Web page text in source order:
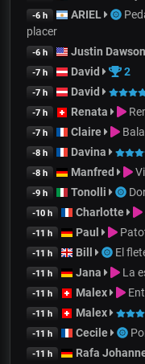
-6 h ARIEL
placer
-6 h Justin Dawson
-7 h David 2
-7 h David
-7 h Renata
-7 h Claire
-8 h Davina
-8 h Manfred
-9 h Tonolli
-10 h Charlotte
-11 h Paul
-11 h Bill El
-11 h Jana La
-11 h Malex
-11 h Malex
-11 h Cecile
-11 h Rafa